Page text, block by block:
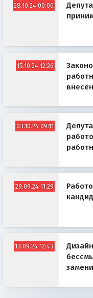
28.10.24 00:00
15.10.24 12:26
03.10.24 09:11
29.09.24 11:29
13.09.24 12:43